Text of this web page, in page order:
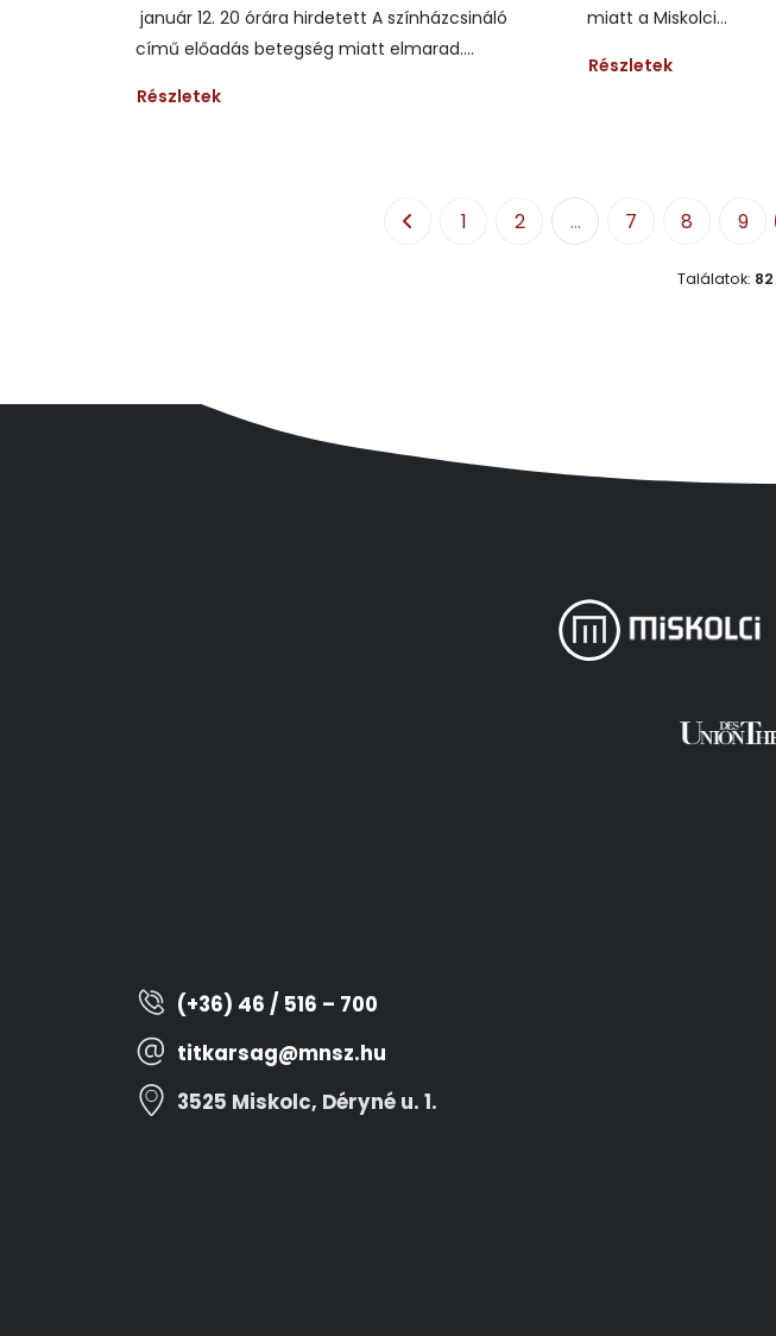
január 12. 20 órára hirdetett A színházcsináló
című előadás betegség miatt elmarad....
Részletek
miatt a Miskolci...
Részletek
1 2 ... 7 8 9
Találatok: 82
(+36) 46 / 516 – 700
titkarsag@mnsz.hu
3525 Miskolc, Déryné u. 1.